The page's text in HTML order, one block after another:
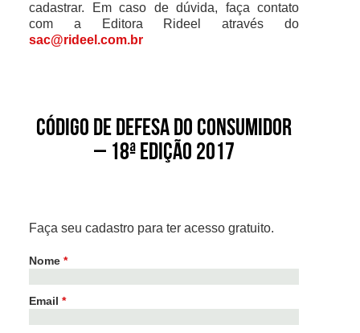
cadastrar. Em caso de dúvida, faça contato
com a Editora Rideel através do
sac@rideel.com.br
Código de Defesa do Consumidor
– 18ª edição 2017
Faça seu cadastro para ter acesso gratuito.
Nome *
Email *